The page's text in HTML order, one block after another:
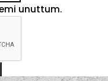
unuttum.